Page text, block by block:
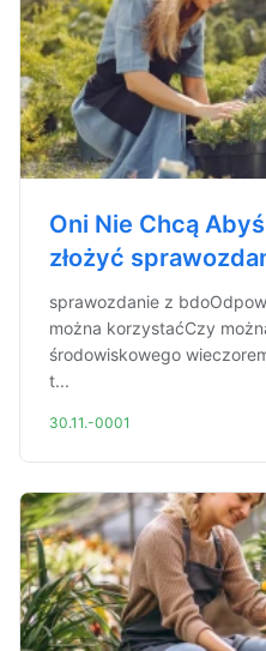
Oni Nie Chcą
złożyć
sprawozdanie z
można korzystaćCzy
środowiskowego
t...
30.11.-0001